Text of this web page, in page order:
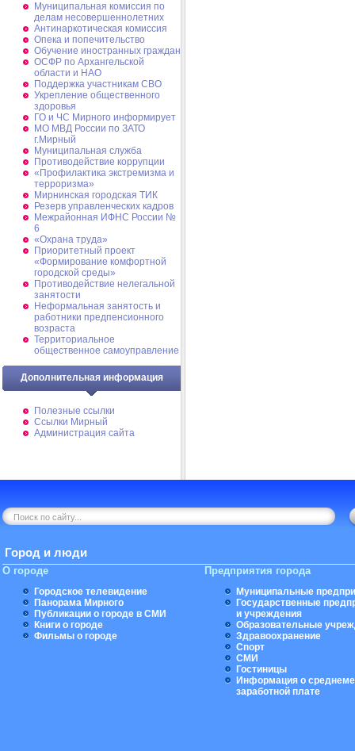
Муниципальная комиссия по
делам несовершеннолетних
Антинаркотическая комиссия
Опека и попечительство
Обучение иностранных граждан
ОСФР по Архангельской
области и НАО
Поддержка участникам СВО
Укрепление общественного
здоровья
ГО и ЧС Мирного информирует
МО МВД России по ЗАТО
г.Мирный
Муниципальная cлужба
Противодействие коррупции
«Профилактика экстремизма и
терроризма»
Мирнинская городская ТИК
Резерв управленческих кадров
Межрайонная ИФНС России №
6
«Охрана труда»
Приоритетный проект
«Формирование комфортной
городской среды»
Противодействие нелегальной
занятости
Неформальная занятость и
работники предпенсионного
возраста
Территориальное
общественное самоуправление
Дополнительная информация
Полезные ссылки
Ссылки Мирный
Администрация сайта
Город и люди
О городе
Городское телевидение
Панорама Мирного
Публикации о городе в СМИ
Книги о городе
Фильмы о городе
Предприятия города
Муниципальные
Государственные
и учреждения
Образовательные
Здравоохранение
Спорт
СМИ
Гостиницы
Информация о
заработной плате